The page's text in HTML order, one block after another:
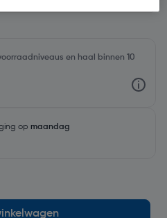
en haal binnen 10
op maandag